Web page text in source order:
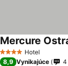
4 Počet hviezdičiek
Hotel
Mercure
8,9 Vynikajúce 4